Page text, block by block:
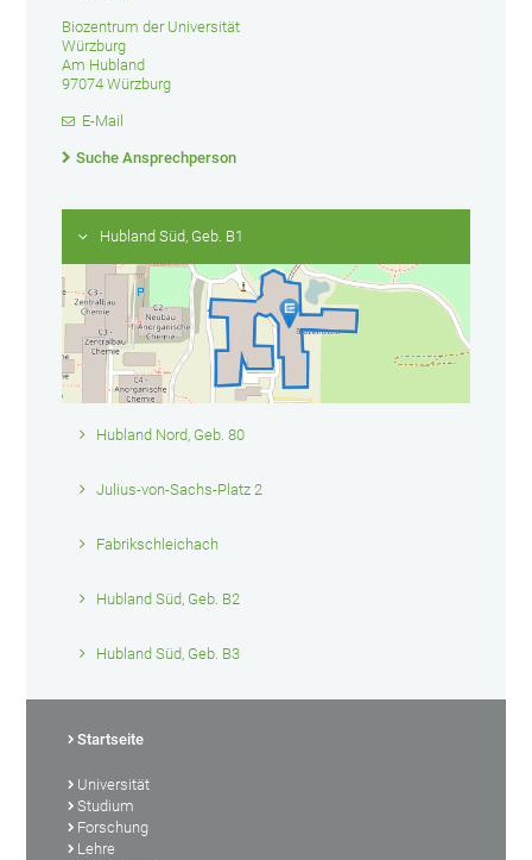
Biozentrum der Universität
Würzburg
Am Hubland
97074 Würzburg
E-Mail
Suche Ansprechperson
Hubland Süd, Geb. B1
Hubland Nord, Geb. 80
Julius-von-Sachs-Platz 2
Fabrikschleichach
Hubland Süd, Geb. B2
Hubland Süd, Geb. B3
Startseite
Universität
Studium
Forschung
Lehre